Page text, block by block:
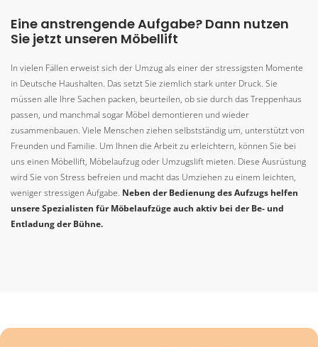
Eine anstrengende Aufgabe? Dann nutzen
Sie jetzt unseren Möbellift
In vielen Fällen erweist sich der Umzug als einer der stressigsten Momente
in Deutsche Haushalten. Das setzt Sie ziemlich stark unter Druck. Sie
müssen alle Ihre Sachen packen, beurteilen, ob sie durch das Treppenhaus
passen, und manchmal sogar Möbel demontieren und wieder
zusammenbauen. Viele Menschen ziehen selbstständig um, unterstützt von
Freunden und Familie. Um Ihnen die Arbeit zu erleichtern, können Sie bei
uns einen Möbellift, Möbelaufzug oder Umzugslift mieten. Diese Ausrüstung
wird Sie von Stress befreien und macht das Umziehen zu einem leichten,
weniger stressigen Aufgabe. Neben der Bedienung des Aufzugs helfen
unsere Spezialisten für Möbelaufzüge auch aktiv bei der Be- und
Entladung der Bühne.